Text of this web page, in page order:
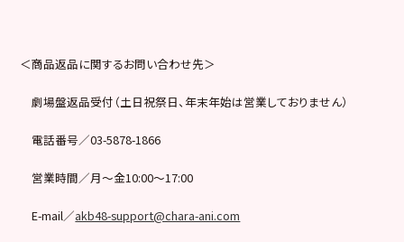
＜商品返品に関するお問い合わせ先＞
劇場盤返品受付（土日祝祭日、年末年始は営業しておりません）
電話番号／03-5878-1866
営業時間／月～金10:00～17:00
E-mail／akb48-support@chara-ani.com